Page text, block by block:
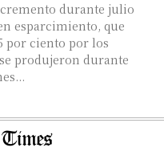
durante julio
esparcimiento, que
por ciento por los
produjeron durante